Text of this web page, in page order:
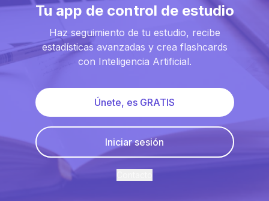
Tu app de control de estudio
Haz seguimiento de tu estudio, recibe
estadísticas avanzadas y crea flashcards
con Inteligencia Artificial.
Únete, es GRATIS
Iniciar sesión